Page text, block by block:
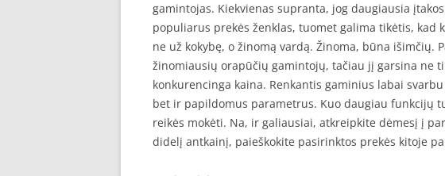
gamintojas. Kiekvienas supranta, jog daugiausia
populiarus prekės ženklas, tuomet galima tikėtis, kad
ne už kokybę, o žinomą vardą. Žinoma, būna išimčių.
žinomiausių orapūčių gamintojų, tačiau jį garsina ne
konkurencinga kaina. Renkantis gaminius labai
bet ir papildomus parametrus. Kuo daugiau funkcijų
reikės mokėti. Na, ir galiausiai, atkreipkite dėmesį į
didelį antkainį, paieškokite pasirinktos prekės kitoje